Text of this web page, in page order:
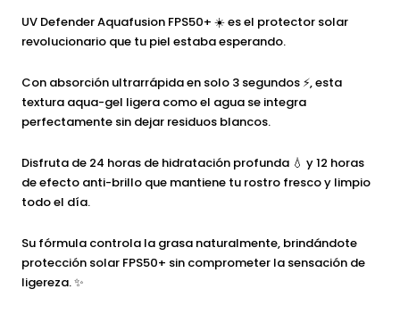
UV Defender Aquafusion FPS50+ ☀️ es el protector solar
revolucionario que tu piel estaba esperando.
Con absorción ultrarrápida en solo 3 segundos ⚡, esta
textura aqua-gel ligera como el agua se integra
perfectamente sin dejar residuos blancos.
Disfruta de 24 horas de hidratación profunda 💧 y 12 horas
de efecto anti-brillo que mantiene tu rostro fresco y limpio
todo el día.
Su fórmula controla la grasa naturalmente, brindándote
protección solar FPS50+ sin comprometer la sensación de
ligereza. ✨